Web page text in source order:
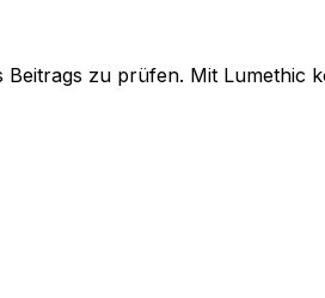
zu prüfen. Mit Lumethic